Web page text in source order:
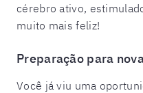
cérebro ativo,
muito mais feliz!
Preparação para
Você já viu uma